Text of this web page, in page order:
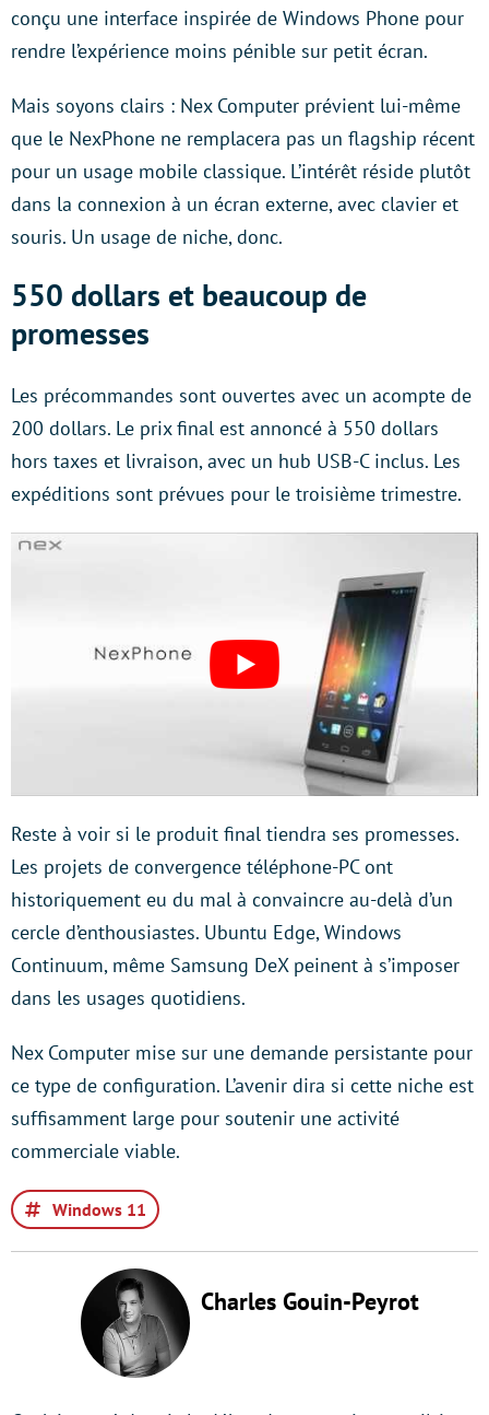
conçu une interface inspirée de Windows Phone pour
rendre l’expérience moins pénible sur petit écran.
Mais soyons clairs : Nex Computer prévient lui-même
que le NexPhone ne remplacera pas un flagship récent
pour un usage mobile classique. L’intérêt réside plutôt
dans la connexion à un écran externe, avec clavier et
souris. Un usage de niche, donc.
550 dollars et beaucoup de
promesses
Les précommandes sont ouvertes avec un acompte de
200 dollars. Le prix final est annoncé à 550 dollars
hors taxes et livraison, avec un hub USB-C inclus. Les
expéditions sont prévues pour le troisième trimestre.
Reste à voir si le produit final tiendra ses promesses.
Les projets de convergence téléphone-PC ont
historiquement eu du mal à convaincre au-delà d’un
cercle d’enthousiastes. Ubuntu Edge, Windows
Continuum, même Samsung DeX peinent à s’imposer
dans les usages quotidiens.
Nex Computer mise sur une demande persistante pour
ce type de configuration. L’avenir dira si cette niche est
suffisamment large pour soutenir une activité
commerciale viable.
Windows 11
Charles Gouin-Peyrot